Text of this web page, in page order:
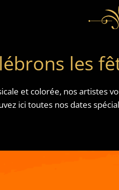
les
et colorée, nos artistes
ici toutes nos dates